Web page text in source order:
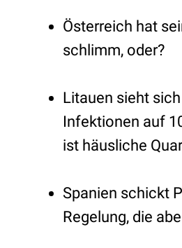
Österreich hat
schlimm, oder?
Litauen sieht
Infektionen auf
ist häusliche
Spanien schickt
Regelung, die